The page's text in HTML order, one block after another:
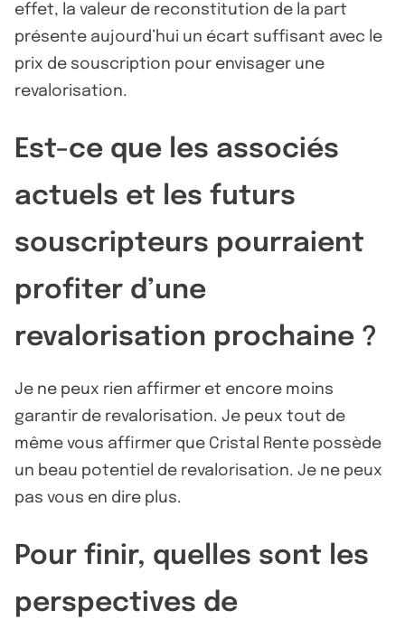
effet, la valeur de reconstitution de la part
présente aujourd’hui un écart suffisant avec le
prix de souscription pour envisager une
revalorisation.
Est-ce que les associés
actuels et les futurs
souscripteurs pourraient
profiter d’une
revalorisation prochaine ?
Je ne peux rien affirmer et encore moins
garantir de revalorisation. Je peux tout de
même vous affirmer que Cristal Rente possède
un beau potentiel de revalorisation. Je ne peux
pas vous en dire plus.
Pour finir, quelles sont les
perspectives de